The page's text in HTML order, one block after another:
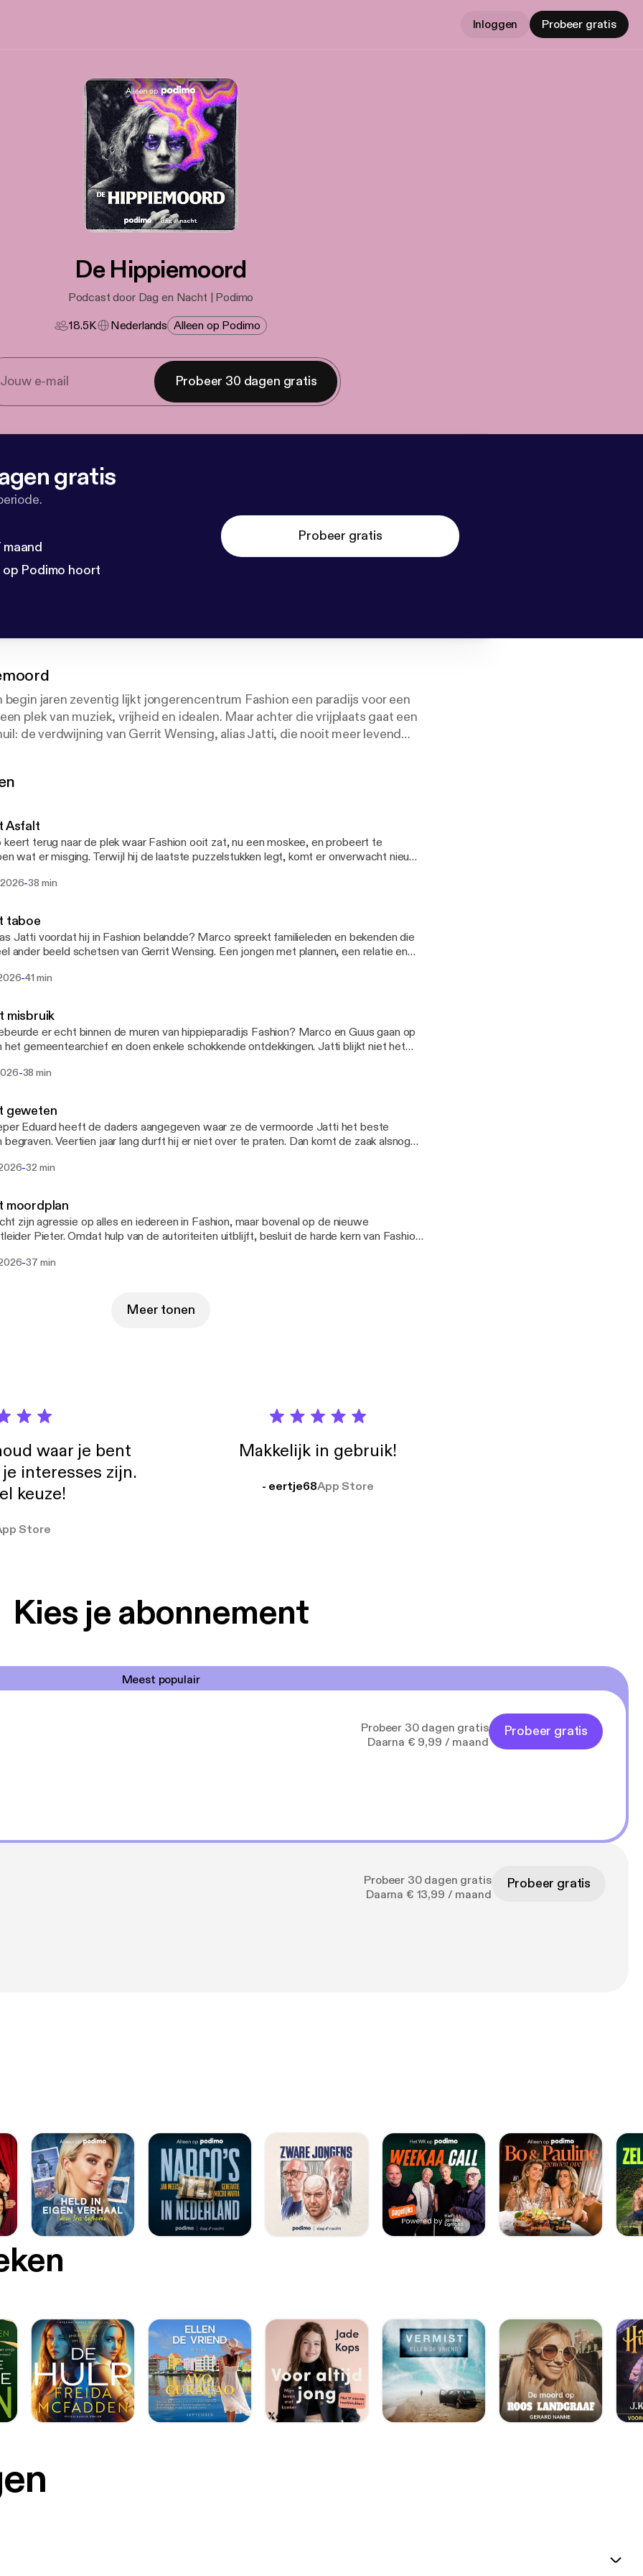
Inloggen Probeer gratis
De Hippiemoord
Podcast door Dag en Nacht | Podimo
18.5K
Nederlands Alleen op Podimo
Probeer 30 dagen gratis
gratis
op Podimo hoort
Probeer gratis
begin jaren zeventig lijkt jongerencentrum Fashion een paradijs voor een
plek van muziek, vrijheid en idealen. Maar achter die vrijplaats gaat een
de verdwijning van Gerrit Wensing, alias Jatti, die nooit meer levend
en historicus Marco Krijnsen deze vergeten zaak aan de hand van
en politiedossiers. Wat begint als een zoektocht naar een verdwenen
een onthutsend verhaal over ontspoorde idealen, een gesloten
vraag hoe een hippiedroom kon eindigen in moord.
nieuwe aflevering.
Guus Blenke
Geert van de Wetering
Nozem Audio
& Nacht
Asfalt
terug naar de plek waar Fashion ooit zat, nu een moskee, en probeert te
wat er misging. Terwijl hij de laatste puzzelstukken legt, komt er onverwacht nieuwe
van de A35. Ligt Jatti daar, onder het asfalt? De Hippiemoord werd gemaakt
Productionele ondersteuning: Bo Courant Muziek en sounddesign: Nozem Audio
& Nacht Media Met dank aan: Sarah ten Pas (zangeres) Gerard
en Ellen Wisse (Theater Producties Twente) André Manuel (muzikant) en alle
die zijn geïnterviewd voor deze podcast
-38 min
taboe
Jatti voordat hij in Fashion belandde? Marco spreekt familieleden en bekenden die
ander beeld schetsen van Gerrit Wensing. Een jongen met plannen, een relatie en
-41 min
misbruik
er echt binnen de muren van hippieparadijs Fashion? Marco en Guus gaan op
het gemeentearchief en doen enkele schokkende ontdekkingen. Jatti blijkt niet het
-38 min
geweten
Eduard heeft de daders aangegeven waar ze de vermoorde Jatti het beste
begraven. Veertien jaar lang durft hij er niet over te praten. Dan komt de zaak alsnog
-32 min
moordplan
zijn agressie op alles en iedereen in Fashion, maar bovenal op de nieuwe
Pieter. Omdat hulp van de autoriteiten uitblijft, besluit de harde kern van Fashion
-37 min
Meer tonen
waar je bent
interesses zijn.
keuze!
Store
Makkelijk in gebruik!
- eertje68App Store
Kies je abonnement
Meest populair
Probeer 30 dagen gratis
Daarna € 9,99 / maand
Probeer gratis
Probeer 30 dagen gratis
Daarna € 13,99 / maand
Probeer gratis